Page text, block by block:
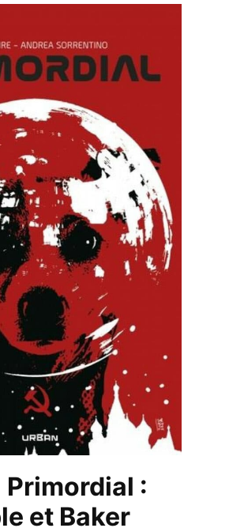
:
et Baker